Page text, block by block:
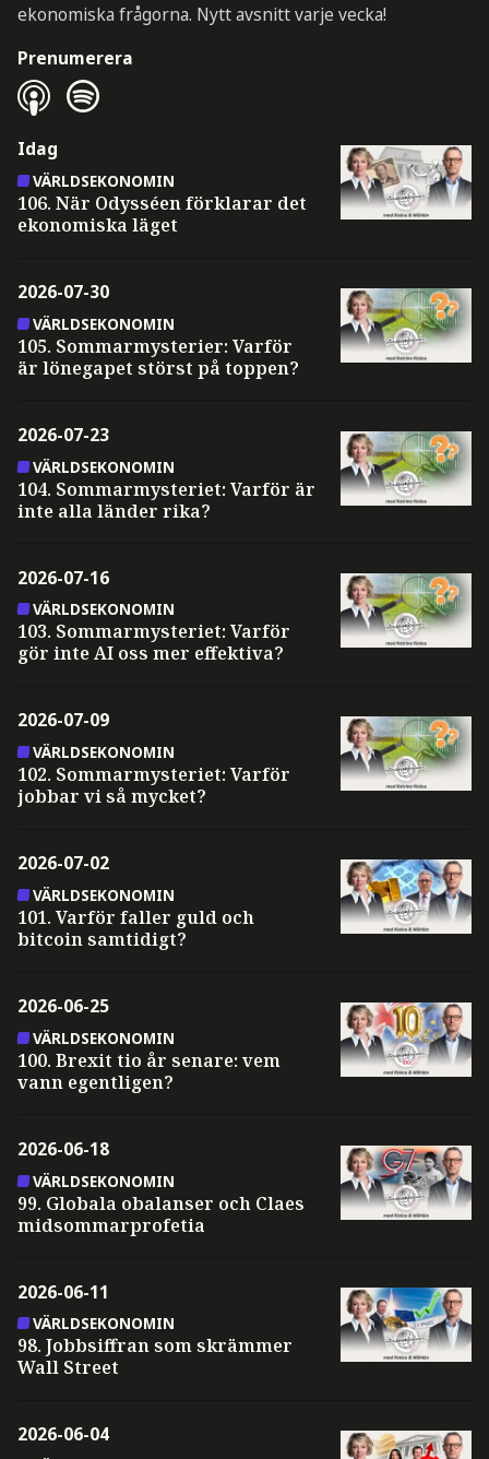
ekonomiska frågorna. Nytt avsnitt varje vecka!
Prenumerera
Idag
VÄRLDSEKONOMIN
106. När Odysséen förklarar det
ekonomiska läget
2026-07-30
VÄRLDSEKONOMIN
105. Sommarmysterier: Varför
är lönegapet störst på toppen?
2026-07-23
VÄRLDSEKONOMIN
104. Sommarmysteriet: Varför är
inte alla länder rika?
2026-07-16
VÄRLDSEKONOMIN
103. Sommarmysteriet: Varför
gör inte AI oss mer effektiva?
2026-07-09
VÄRLDSEKONOMIN
102. Sommarmysteriet: Varför
jobbar vi så mycket?
2026-07-02
VÄRLDSEKONOMIN
101. Varför faller guld och
bitcoin samtidigt?
2026-06-25
VÄRLDSEKONOMIN
100. Brexit tio år senare: vem
vann egentligen?
2026-06-18
VÄRLDSEKONOMIN
99. Globala obalanser och Claes
midsommarprofetia
2026-06-11
VÄRLDSEKONOMIN
98. Jobbsiffran som skrämmer
Wall Street
2026-06-04